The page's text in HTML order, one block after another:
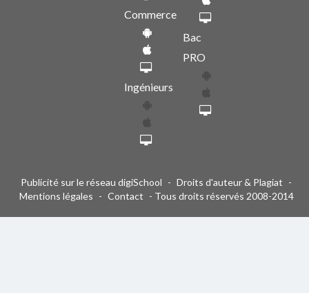
Commerce
Ingénieurs
Bac
PRO
Publicité sur le réseau digiSchool - Droits d'auteur & Plagiat -
Mentions légales - Contact - Tous droits réservés 2008-2014